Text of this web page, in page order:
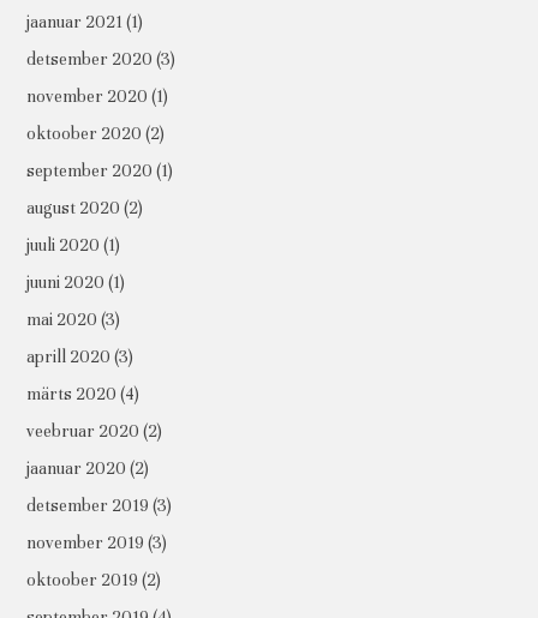
jaanuar 2021(1)
detsember 2020 (3)
november 2020 (1)
oktoober 2020 (2)
september 2020 (1)
august 2020 (2)
juuli 2020 (1)
juuni 2020 (1)
mai 2020 (3)
aprill 2020 (3)
märts 2020 (4)
veebruar 2020 (2)
jaanuar 2020 (2)
detsember 2019 (3)
november 2019 (3)
oktoober 2019 (2)